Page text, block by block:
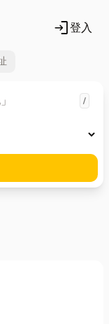
login登入
/